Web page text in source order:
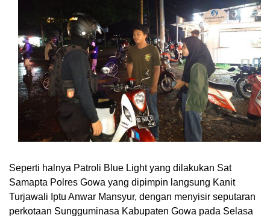
Seperti halnya Patroli Blue Light yang dilakukan Sat
Samapta Polres Gowa yang dipimpin langsung Kanit
Turjawali Iptu Anwar Mansyur, dengan menyisir seputaran
perkotaan Sungguminasa Kabupaten Gowa pada Selasa